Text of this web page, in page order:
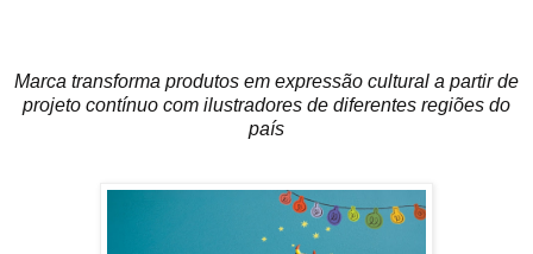
Marca transforma produtos em expressão cultural a partir de
projeto contínuo com ilustradores de diferentes regiões do
país